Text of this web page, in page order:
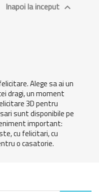
Inapoi la inceput 
Alege sa ai un
dragi, un moment
3D pentru
sunt disponibile pe
important:
cu felicitari, cu
o casatorie.